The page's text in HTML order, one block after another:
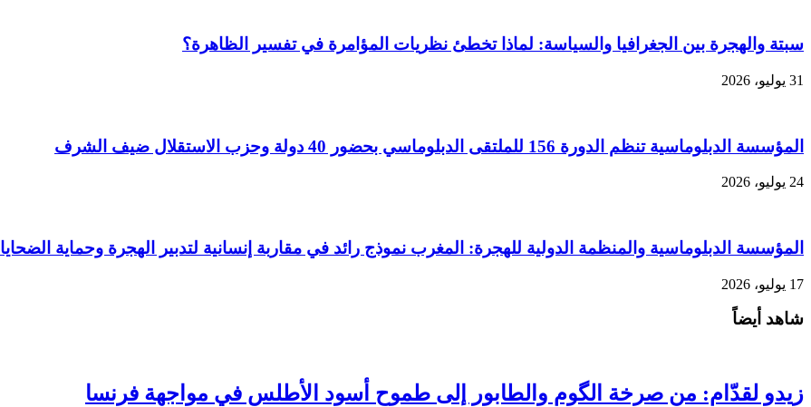
سبتة والهجرة بين الجغرافيا والسياسة: لماذا تخطئ نظريات المؤامرة في تفسير الظاهرة؟
31 يوليو، 2026
المؤسسة الدبلوماسية تنظم الدورة 156 للملتقى الدبلوماسي بحضور 40 دولة وحزب الاستقلال ضيف الشرف
24 يوليو، 2026
المؤسسة الدبلوماسية والمنظمة الدولية للهجرة: المغرب نموذج رائد في مقاربة إنسانية لتدبير الهجرة وحماية الضحايا
17 يوليو، 2026
شاهد أيضاً
زيدو لقدّام: من صرخة الگوم والطابور إلى طموح أسود الأطلس في مواجهة فرنسا